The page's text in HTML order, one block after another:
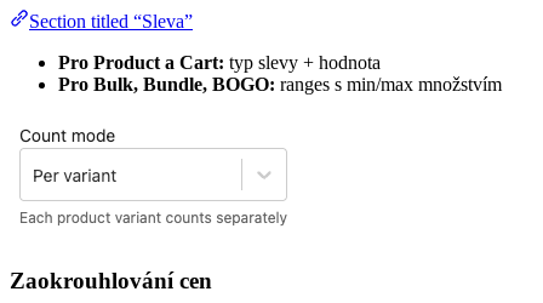
Section titled “Sleva”
Pro Product a Cart: typ slevy + hodnota
Pro Bulk, Bundle, BOGO: ranges s min/max množstvím
Zaokrouhlování cen